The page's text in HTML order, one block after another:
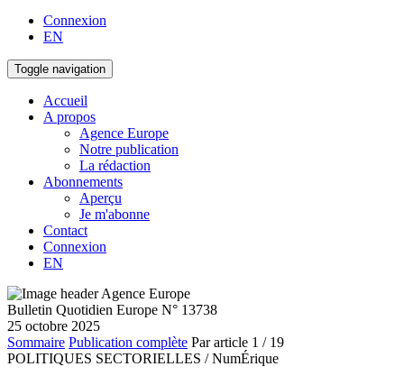
Connexion
EN
Toggle navigation
Accueil
A propos
Agence Europe
Notre publication
La rédaction
Abonnements
Aperçu
Je m'abonne
Contact
Connexion
EN
Bulletin Quotidien Europe N° 13738
25 octobre 2025
Sommaire Publication complète Par article 1 / 19
POLITIQUES SECTORIELLES / NumÉrique